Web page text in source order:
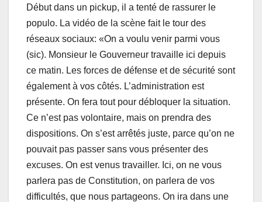
Début dans un pickup, il a tenté de rassurer le
populo. La vidéo de la scène fait le tour des
réseaux sociaux: «On a voulu venir parmi vous
(sic). Monsieur le Gouverneur travaille ici depuis
ce matin. Les forces de défense et de sécurité sont
également à vos côtés. L’administration est
présente. On fera tout pour débloquer la situation.
Ce n’est pas volontaire, mais on prendra des
dispositions. On s’est arrêtés juste, parce qu’on ne
pouvait pas passer sans vous présenter des
excuses. On est venus travailler. Ici, on ne vous
parlera pas de Constitution, on parlera de vos
difficultés, que nous partageons. On ira dans une